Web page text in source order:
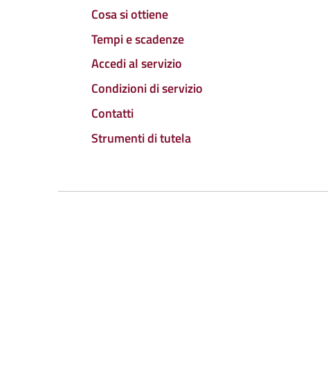
Cosa si ottiene
Tempi e scadenze
Accedi al servizio
Condizioni di servizio
Contatti
Strumenti di tutela